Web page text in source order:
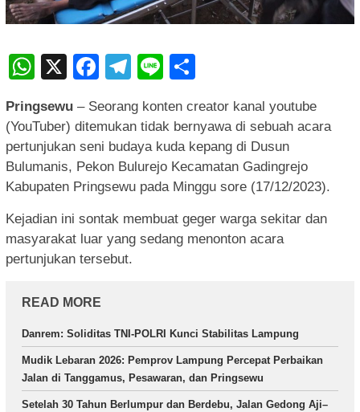
WhatsApp
X Facebook
Telegram
Line
Pringsewu – Seorang konten creator kanal youtube
(YouTuber) ditemukan tidak bernyawa di sebuah acara
pertunjukan seni budaya kuda kepang di Dusun
Bulumanis, Pekon Bulurejo Kecamatan Gadingrejo
Kabupaten Pringsewu pada Minggu sore (17/12/2023).
Kejadian ini sontak membuat geger warga sekitar dan
masyarakat luar yang sedang menonton acara
pertunjukan tersebut.
READ MORE
Danrem: Soliditas TNI-POLRI Kunci Stabilitas Lampung
Mudik Lebaran 2026: Pemprov Lampung Percepat Perbaikan
Jalan di Tanggamus, Pesawaran, dan Pringsewu
Setelah 30 Tahun Berlumpur dan Berdebu, Jalan Gedong Aji–